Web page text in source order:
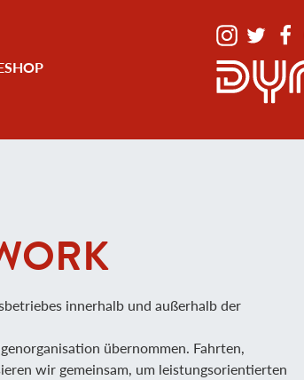
innerhalb und außerhalb der
übernommen. Fahrten,
wir gemeinsam, um leistungsorientierten